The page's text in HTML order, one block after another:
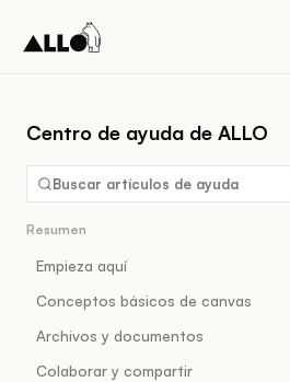
Centro de ayuda de ALLO
Buscar artículos de ayuda
Resumen
Empieza aquí
Conceptos básicos de canvas
Archivos y documentos
Colaborar y compartir